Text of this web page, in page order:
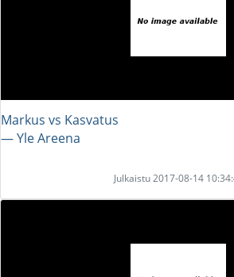
Markus vs Kasvatus
― Yle Areena
Julkaistu 2017-08-14